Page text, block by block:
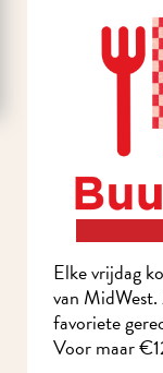
Elke vrijdag
van
favoriete
Voor maar